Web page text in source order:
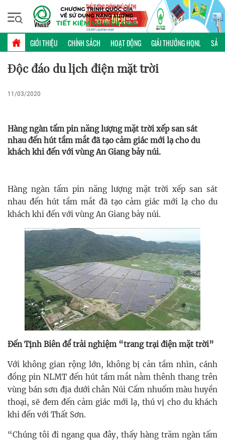
GIỚI THIỆU CHÍNH SÁCH HOẠT ĐỘNG GIẢI THƯỞNG HQNL SẢN
Thứ bảy, 08/08/2026 | 23:32 GMT+7
PHỔ BIẾN KIẾN THỨC
Độc đáo du lịch điện mặt trời
11/03/2020
Hàng ngàn tấm pin năng lượng mặt trời xếp san sát
nhau đến hút tầm mắt đã tạo cảm giác mới lạ cho du
khách khi đến với vùng An Giang bảy núi.
Hàng ngàn tấm pin năng lượng mặt trời xếp san sát
nhau đến hút tầm mắt đã tạo cảm giác mới lạ cho du
khách khi đến với vùng An Giang bảy núi.
Đến Tịnh Biên để trải nghiệm “trang trại điện mặt trời”
Với không gian rộng lớn, không bị cản tầm nhìn, cánh
đồng pin NLMT đến hút tầm mắt nằm thênh thang trên
vùng bán sơn địa dưới chân Núi Cấm nhuốm màu huyền
thoại, sẽ đem đến cảm giác mới lạ, thú vị cho du khách
khi đến với Thất Sơn.
“Chúng tôi đi ngang qua đây, thấy hàng trăm ngàn tấm